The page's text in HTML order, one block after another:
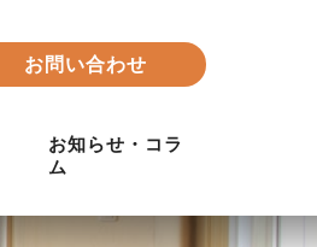
お問い合わせ
お知らせ・コラ
ム